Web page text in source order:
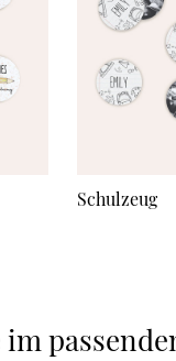
Schulzeug